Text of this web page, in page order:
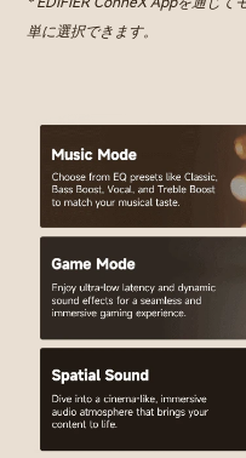
単に選択できます。